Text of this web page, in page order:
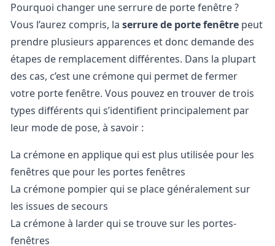
Pourquoi changer une serrure de porte fenêtre ?
Vous l’aurez compris, la serrure de porte fenêtre peut
prendre plusieurs apparences et donc demande des
étapes de remplacement différentes. Dans la plupart
des cas, c’est une crémone qui permet de fermer
votre porte fenêtre. Vous pouvez en trouver de trois
types différents qui s’identifient principalement par
leur mode de pose, à savoir :
La crémone en applique qui est plus utilisée pour les
fenêtres que pour les portes fenêtres
La crémone pompier qui se place généralement sur
les issues de secours
La crémone à larder qui se trouve sur les portes-
fenêtres